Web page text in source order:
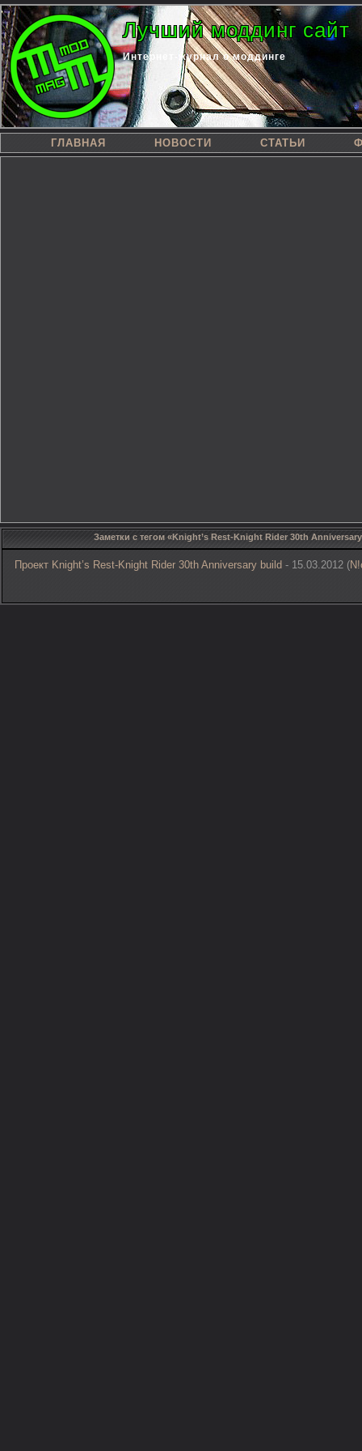
Лучший моддинг сайт
Интернет-журнал о моддинге
ГЛАВНАЯ НОВОСТИ СТАТЬИ
Заметки с тегом «Knight’s Rest-Knight Rider 30th
Проект Knight’s Rest-Knight Rider 30th Anniversary build - 15.03.2012 (